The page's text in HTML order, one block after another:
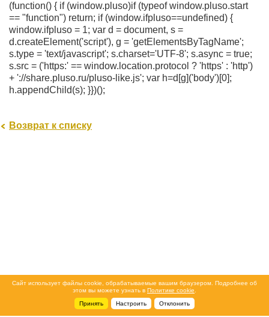
(function() { if (window.pluso)if (typeof window.pluso.start
== "function") return; if (window.ifpluso==undefined) {
window.ifpluso = 1; var d = document, s =
d.createElement('script'), g = 'getElementsByTagName';
s.type = 'text/javascript'; s.charset='UTF-8'; s.async = true;
s.src = ('https:' == window.location.protocol ? 'https' : 'http')
+ '://share.pluso.ru/pluso-like.js'; var h=d[g]('body')[0];
h.appendChild(s); }})();
Возврат к списку
Сайт использует файлы cookie, обрабатываемые вашим браузером. Подробнее об
этом вы можете узнать в Политике cookie
Принять
Настроить Отклонить